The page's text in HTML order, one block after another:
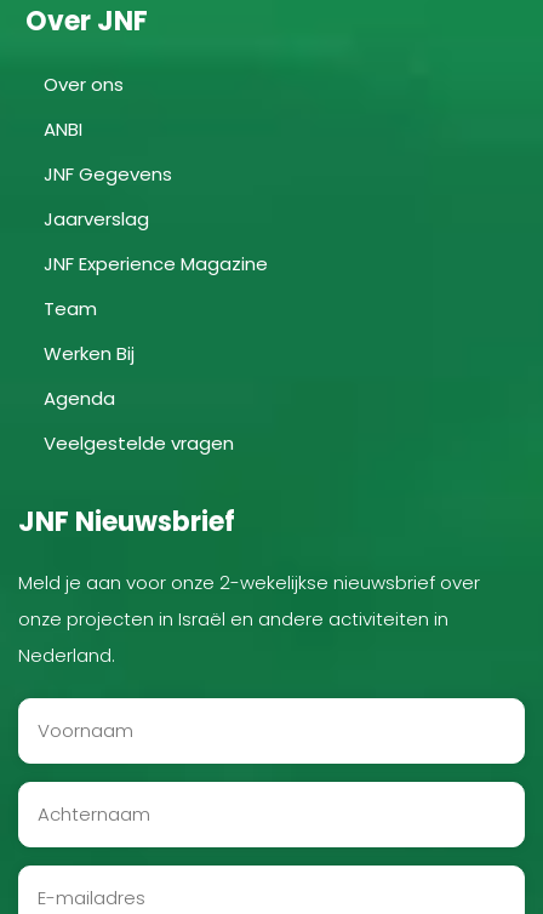
Over JNF
Over ons
ANBI
JNF Gegevens
Jaarverslag
JNF Experience Magazine
Team
Werken Bij
Agenda
Veelgestelde vragen
JNF Nieuwsbrief
Meld je aan voor onze 2-wekelijkse nieuwsbrief over
onze projecten in Israël en andere activiteiten in
Nederland.